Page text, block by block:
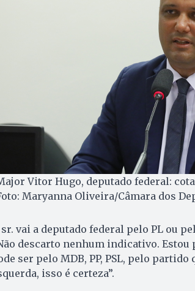
Vitor Hugo, deputado federal:
Maryanna Oliveira/Câmara dos
sr. vai a deputado federal pelo PL ou
descarto nenhum indicativo.
ser pelo MDB, PP, PSL, pelo
isso é certeza”.